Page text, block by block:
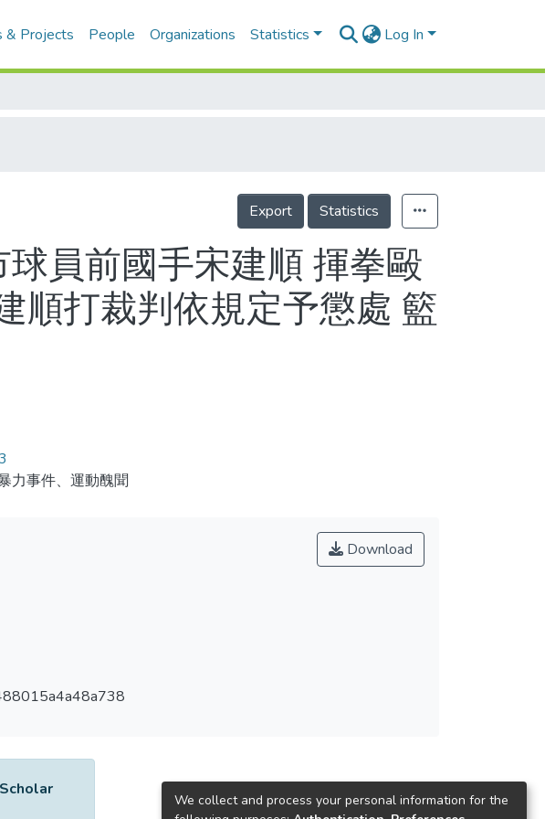
& Projects People Organizations Statistics Log In
Export Statistics
員前國手宋建順 揮拳毆
順打裁判依規定予懲處 籃
力事件、運動醜聞
Download
We collect and process your personal information for the